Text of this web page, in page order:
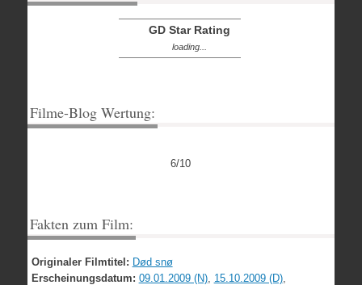
GD Star Rating
loading...
Filme-Blog Wertung:
6/10
Fakten zum Film:
Originaler Filmtitel: Død snø
Erscheinungsdatum: 09.01.2009 (N), 15.10.2009 (D),